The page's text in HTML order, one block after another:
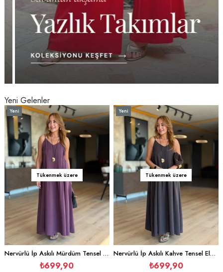
Yeni Gelenler
Tükenmek üzere
Nervürlü İp Askılı Mürdüm Tensel Elbise
₺699,90
Yeni
Ürün
Tükenmek üzere
Nervürlü İp Askılı Kahve Tensel Elbise
₺699,90
Yeni
Ürün